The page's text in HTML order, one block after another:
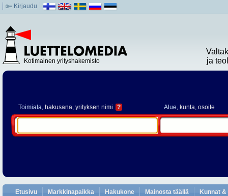
Kirjaudu
Kotimainen yrityshakemisto
ja
Toimiala, hakusana, yrityksen nimi ? Alue, kunta, osoite
Etusivu Markkinapaikka Hakukone Mainosta täällä Kunnat